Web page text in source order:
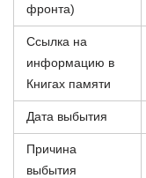
фронта)
Ссылка на
информацию в
Книгах памяти
Дата выбытия
Причина
выбытия